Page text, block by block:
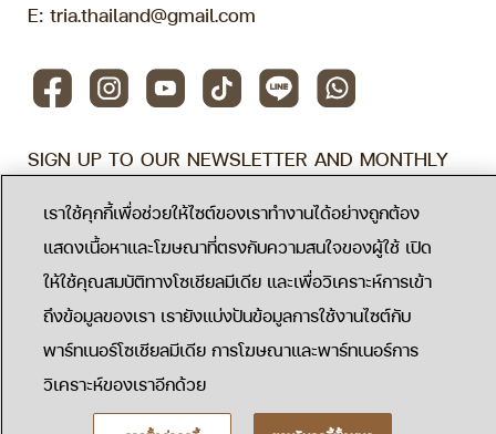
E: tria.thailand@gmail.com
SIGN UP TO OUR NEWSLETTER AND MONTHLY
SPECIALS
Subscribe
Privacy Policy
©2022 Tria Medical Wellness Center.
เราใช้คุกกี้เพื่อช่วยให้ไซต์ของเราทำงานได้อย่างถูกต้อง
แสดงเนื้อหาและโฆษณาที่ตรงกับความสนใจของผู้ใช้ เปิด
ให้ใช้คุณสมบัติทางโซเชียลมีเดีย และเพื่อวิเคราะห์การเข้า
ถึงข้อมูลของเรา เรายังแบ่งปันข้อมูลการใช้งานไซต์กับ
พาร์ทเนอร์โซเชียลมีเดีย การโฆษณาและพาร์ทเนอร์การ
วิเคราะห์ของเราอีกด้วย